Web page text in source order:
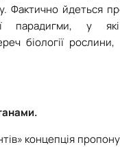
Фактично йдеться
парадигми, у
біології рослини,
концепція